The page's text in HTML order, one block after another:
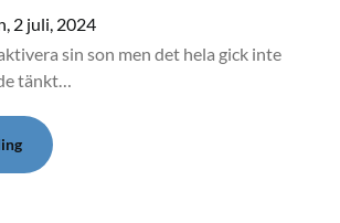
2 juli, 2024
sin son men det hela gick inte
tänkt…